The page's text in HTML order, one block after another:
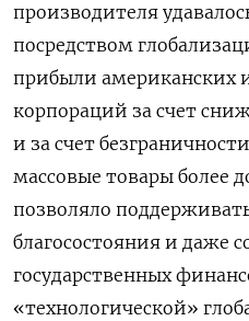
производителя
посредством
прибыли американских
корпораций за счет
и за счет
массовые товары более
позволяло
благосостояния и даже
государственных
«технологической»